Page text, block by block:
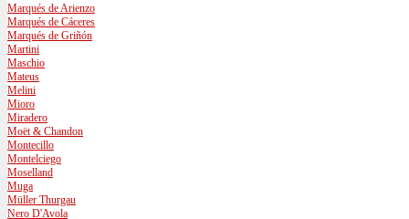
Marqués de Arienzo
Marqués de Cáceres
Marqués de Griñón
Martini
Maschio
Mateus
Melini
Mioro
Miradero
Moët & Chandon
Montecillo
Montelciego
Moselland
Muga
Müller Thurgau
Nero D'Avola